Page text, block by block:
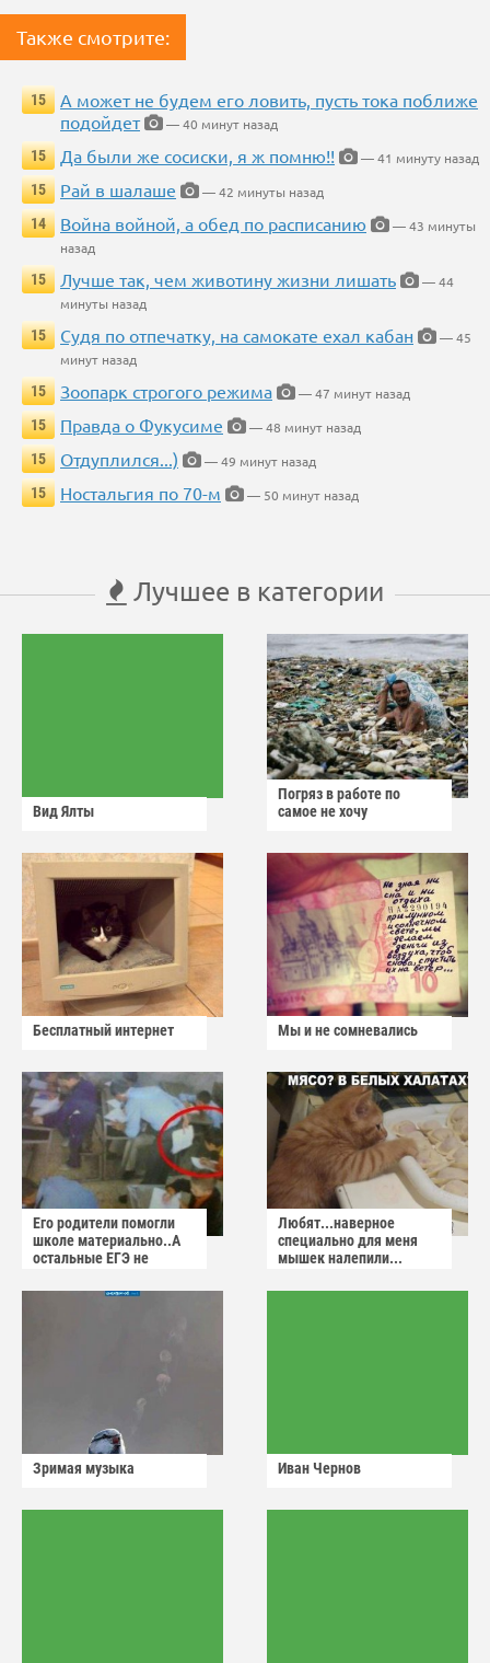
Также смотрите:
15
А может не будем его ловить, пусть тока поближе
подойдет
— 40 минут назад
15
Да были же сосиски, я ж помню!!
— 41 минуту назад
15
Рай в шалаше
— 42 минуты назад
14
Война войной, а обед по расписанию
— 43 минуты
назад
15
Лучше так, чем животину жизни лишать
— 44
минуты назад
15
Судя по отпечатку, на самокате ехал кабан
— 45
минут назад
15
Зоопарк строгого режима
— 47 минут назад
15
Правда о Фукусиме
— 48 минут назад
15
Отдуплился...)
— 49 минут назад
15
Ностальгия по 70-м — 50 минут назад
Лучшее в категории
Вид Ялты
Погряз в работе по
самое не хочу
Бесплатный интернет Мы и не сомневались
Его родители помогли
школе материально..А
остальные ЕГЭ не
Любят...наверное
специально для меня
мышек налепили...
Зримая музыка Иван Чернов